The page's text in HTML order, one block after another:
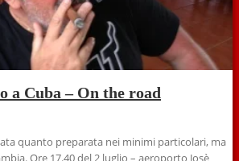
a Cuba – On the road
quanto preparata nei minimi particolari, ma
Ore 17.40 del 2 luglio – aeroporto Josè